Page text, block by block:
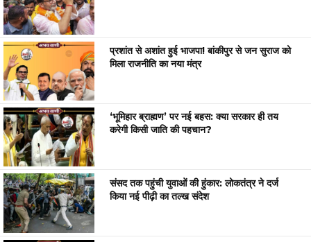
प्रशांत से अशांत हुई भाजपा! बांकीपुर से जन सुराज को
मिला राजनीति का नया मंत्र
‘भूमिहार ब्राह्मण’ पर नई बहस: क्या सरकार ही तय
करेगी किसी जाति की पहचान?
संसद तक पहुंची युवाओं की हुंकार: लोकतंत्र ने दर्ज
किया नई पीढ़ी का तल्ख संदेश